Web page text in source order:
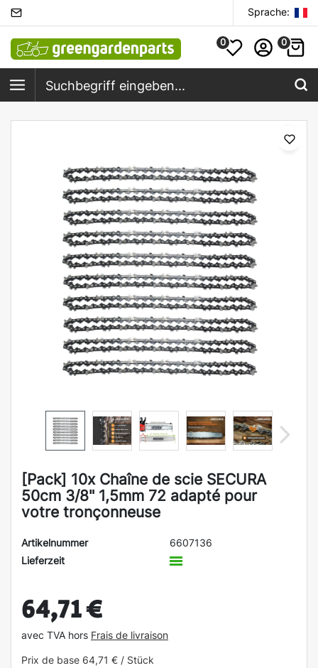
Sprache:
0 0
[Pack] 10x Chaîne de scie SECURA
50cm 3/8" 1,5mm 72 adapté pour
votre tronçonneuse
Artikelnummer
6607136
Lieferzeit
64,71 €
avec TVA hors Frais de livraison
Prix de base 64,71 € / Stück